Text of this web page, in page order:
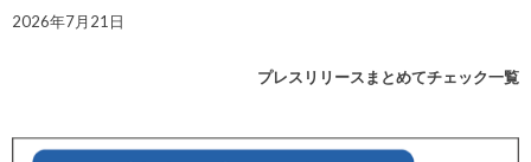
2026年7月21日
プレスリリースまとめてチェック一覧